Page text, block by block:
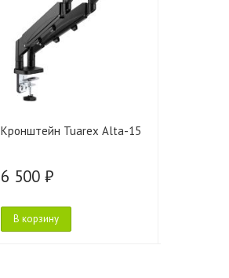
Кронштейн Tuarex Alta-15
6 500 ₽
В корзину